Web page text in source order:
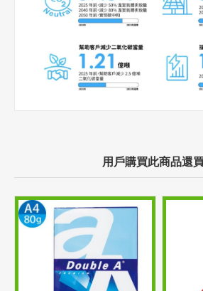
用戶購買此商品還